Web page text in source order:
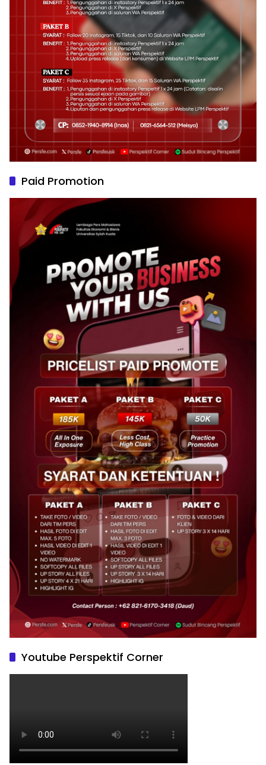
Paid Promotion
Youtube Perspektif Corner